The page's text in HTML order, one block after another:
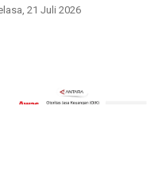
21 Juli 2026